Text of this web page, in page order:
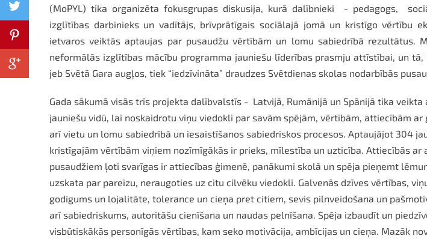
(MoPYL) tika organizēta fokusgrupas diskusija, kurā dalībnieki - pedagogs,
izglītības darbinieks un vadītājs, brīvprātīgais sociālajā jomā un kristīgo vērtību
ietvaros veiktās aptaujas par pusaudžu vērtībām un lomu sabiedrībā rezultātus.
neformālās izglītības mācību programma jauniešu līderības prasmju attīstībai, un
jeb Svētā Gara augļos, tiek “iedzīvināta” draudzes Svētdienas skolas nodarbībās
Gada sākumā visās trīs projekta dalībvalstīs - Latvijā, Rumānijā un Spānijā tika veikta
jauniešu vidū, lai noskaidrotu viņu viedokli par savām spējām, vērtībām, attiecībām ar
arī vietu un lomu sabiedrībā un iesaistīšanos sabiedriskos procesos. Aptaujājot 304
kristīgajām vērtībām viņiem nozīmīgākās ir prieks, mīlestība un uzticība. Attiecībās ar
pusaudžiem ļoti svarīgas ir attiecības ģimenē, panākumi skolā un spēja pieņemt
uzskata par pareizu, neraugoties uz citu cilvēku viedokli. Galvenās dzīves vērtības,
godīgums un lojalitāte, tolerance un cieņa pret citiem, sevis pilnveidošana un
arī sabiedriskums, autoritāšu cienīšana un naudas pelnīšana. Spēja izbaudīt un
visbūtiskākās personīgās vērtības, kam seko motivācija, ambīcijas un cieņa. Mazāk